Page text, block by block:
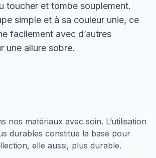
toucher et tombe souplement.
simple et à sa couleur unie, ce
facilement avec d’autres
une allure sobre.
nos matériaux avec soin. L’utilisation
durables constitue la base pour
elle aussi, plus durable.